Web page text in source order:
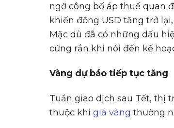
ngờ công bố áp thuế quan
khiến đồng USD tăng trở
Mặc dù đã có những dấu
cứng rắn khi nói đến kế
Vàng d ựbáo tiếp tục tăng
Tuần giao dịch sau Tết, thị
thuộc khi giá vàng thường